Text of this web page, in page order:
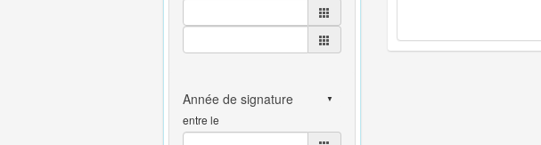
entre le